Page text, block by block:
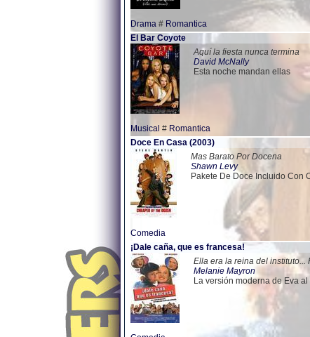
Drama # Romantica
El Bar Coyote
Aquí la fiesta nunca termina
David McNally
Esta noche mandan ellas
Musical # Romantica
Doce En Casa (2003)
Mas Barato Por Docena
Shawn Levy
Pakete De Doce Incluido Con
Comedia
¡Dale caña, que es francesa!
Ella era la reina del
Melanie Mayron
La versión moderna de Eva